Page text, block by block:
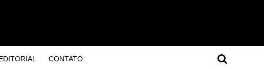
CONTATO